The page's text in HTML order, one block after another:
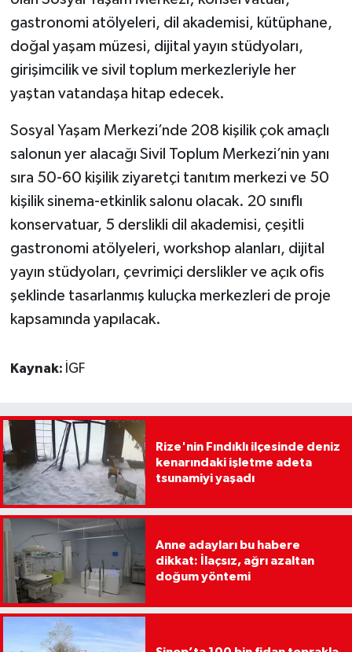
gastronomi atölyeleri, dil akademisi, kütüphane,
doğal yaşam müzesi, dijital yayın stüdyoları,
girişimcilik ve sivil toplum merkezleriyle her
yaştan vatandaşa hitap edecek.
Sosyal Yaşam Merkezi’nde 208 kişilik çok amaçlı
salonun yer alacağı Sivil Toplum Merkezi’nin yanı
sıra 50-60 kişilik ziyaretçi tanıtım merkezi ve 50
kişilik sinema-etkinlik salonu olacak. 20 sınıflı
konservatuar, 5 derslikli dil akademisi, çeşitli
gastronomi atölyeleri, workshop alanları, dijital
yayın stüdyoları, çevrimiçi derslikler ve açık ofis
şeklinde tasarlanmış kuluçka merkezleri de proje
kapsamında yapılacak.
Kaynak: İGF
Rize'nin Fındıklı ilçesinde deniz
kenarındaki işletme adeta
tsunamiyi yaşadı
Anne adayları bu habere
dikkat: İlaçsız, ağrı azaltan
doğum yöntemi